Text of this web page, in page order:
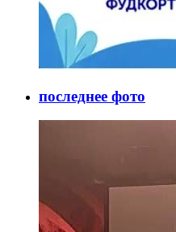
последнее фото